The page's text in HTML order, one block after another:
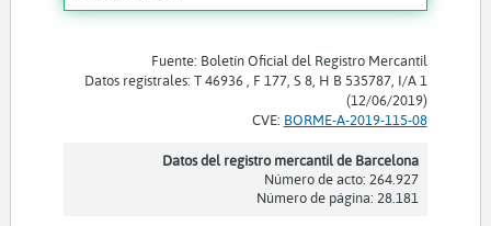
Fuente: Boletín Oficial del Registro Mercantil
Datos registrales: T 46936 , F 177, S 8, H B 535787, I/A 1
(12/06/2019)
CVE: BORME-A-2019-115-08
Datos del registro mercantil de Barcelona
Número de acto: 264.927
Número de página: 28.181